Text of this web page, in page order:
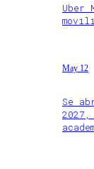
Uber
May 12
Se